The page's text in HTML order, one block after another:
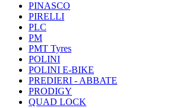
PINASCO
PIRELLI
PLC
PM
PMT Tyres
POLINI
POLINI E-BIKE
PREDIERI - ABBATE
PRODIGY
QUAD LOCK